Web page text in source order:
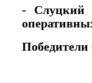
- Слуцкий